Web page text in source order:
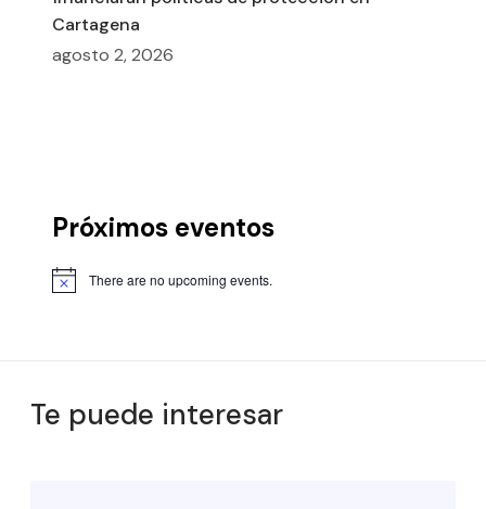
Cartagena
agosto 2, 2026
Próximos eventos
There are no upcoming events.
Te puede interesar